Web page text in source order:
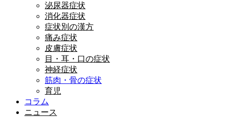
泌尿器症状
消化器症状
症状別の漢方
痛み症状
皮膚症状
目・耳・口の症状
神経症状
筋肉・骨の症状
育児
コラム
ニュース